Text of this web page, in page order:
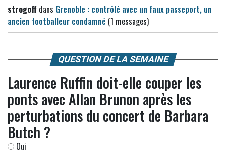
strogoff dans Grenoble : contrôlé avec un faux passeport, un
ancien footballeur condamné (1 messages)
QUESTION DE LA SEMAINE
Laurence Ruffin doit-elle couper les
ponts avec Allan Brunon après les
perturbations du concert de Barbara
Butch ?
Oui